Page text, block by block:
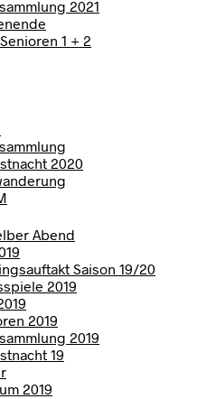
2021
1 + 2
2020
Abend
Saison 19/20
2019
2019
2019
19
2019